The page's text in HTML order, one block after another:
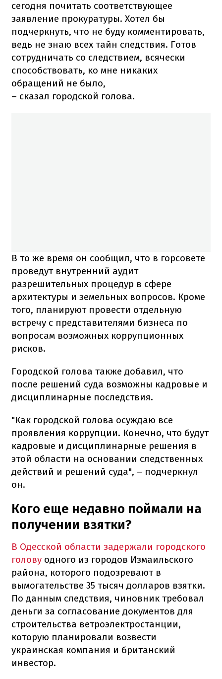
сегодня почитать соответствующее
заявление прокуратуры. Хотел бы
подчеркнуть, что не буду комментировать,
ведь не знаю всех тайн следствия. Готов
сотрудничать со следствием, всячески
способствовать, ко мне никаких
обращений не было,
– сказал городской голова.
В то же время он сообщил, что в горсовете
проведут внутренний аудит
разрешительных процедур в сфере
архитектуры и земельных вопросов. Кроме
того, планируют провести отдельную
встречу с представителями бизнеса по
вопросам возможных коррупционных
рисков.
Городской голова также добавил, что
после решений суда возможны кадровые и
дисциплинарные последствия.
"Как городской голова осуждаю все
проявления коррупции. Конечно, что будут
кадровые и дисциплинарные решения в
этой области на основании следственных
действий и решений суда", – подчеркнул
он.
Кого еще недавно поймали на
получении взятки?
В Одесской области задержали городского
голову одного из городов Измаильского
района, которого подозревают в
вымогательстве 35 тысяч долларов взятки.
По данным следствия, чиновник требовал
деньги за согласование документов для
строительства ветроэлектростанции,
которую планировали возвести
украинская компания и британский
инвестор.